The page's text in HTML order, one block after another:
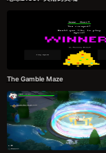
The Gamble Maze